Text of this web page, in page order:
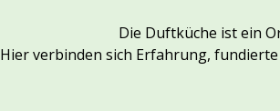
Die Duftküche ist ein
Hier verbinden sich Erfahrung,